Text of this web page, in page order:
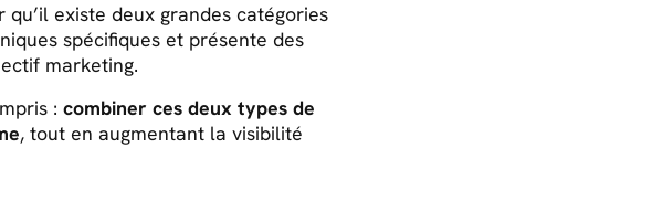
existe deux grandes catégories
spécifiques et présente des
marketing.
: combiner ces deux types de
, tout en augmentant la visibilité